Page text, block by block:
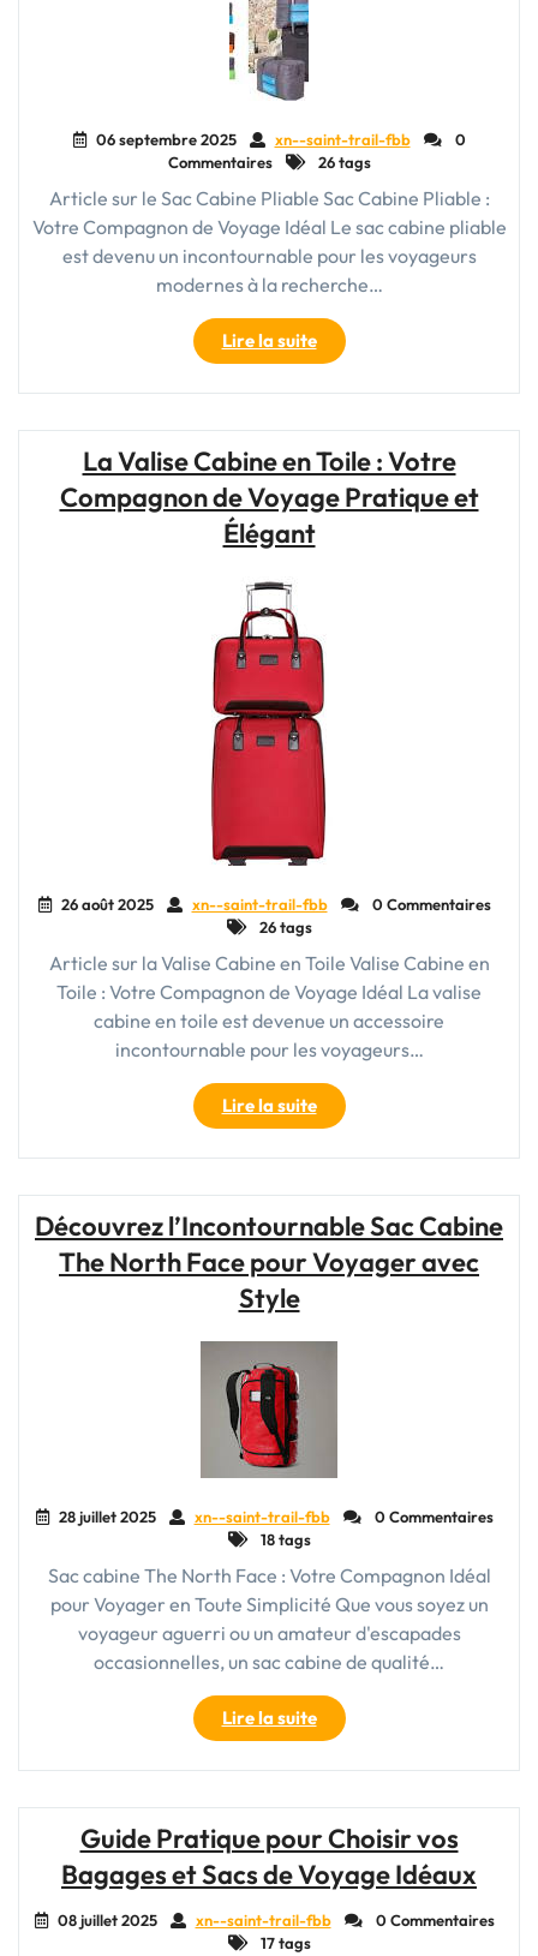
06 septembre 2025 xn--saint-trail-fbb
0
Commentaires
26 tags
Article sur le Sac Cabine Pliable Sac Cabine Pliable :
Votre Compagnon de Voyage Idéal Le sac cabine pliable
est devenu un incontournable pour les voyageurs
modernes à la recherche…
Lire la suite"Le
Sac
Cabine
Votre
Compagnon
Voyage
La Valise Cabine en Toile : Votre
Compagnon de Voyage Pratique et
Élégant
26 août 2025 xn--saint-trail-fbb
0 Commentaires
26 tags
Article sur la Valise Cabine en Toile Valise Cabine en
Toile : Votre Compagnon de Voyage Idéal La valise
cabine en toile est devenue un accessoire
incontournable pour les voyageurs…
Lire la suite"La
Valise
Cabine
:
Votre
Voyage
Découvrez l’Incontournable Sac Cabine
The North Face pour Voyager avec
Style
28 juillet 2025 xn--saint-trail-fbb
0 Commentaires
18 tags
Sac cabine The North Face : Votre Compagnon Idéal
pour Voyager en Toute Simplicité Que vous soyez un
voyageur aguerri ou un amateur d'escapades
occasionnelles, un sac cabine de qualité…
Lire la suite"Découvrez
l’Incontournable
Sac
North
Face
Voyager
Guide Pratique pour Choisir vos
Bagages et Sacs de Voyage Idéaux
08 juillet 2025 xn--saint-trail-fbb
0 Commentaires
17 tags